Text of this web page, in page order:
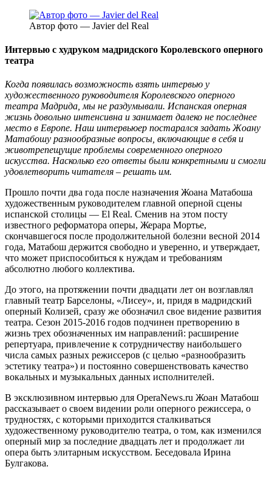
Автор фото — Javier del Real
Интервью с худруком мадридского Королевского оперного
театра
Когда появилась возможность взять интервью у
художественного руководителя Королевского оперного
театра Мадрида, мы не раздумывали. Испанская оперная
жизнь довольно интенсивна и занимает далеко не последнее
место в Европе. Наш интервьюер постарался задать Жоану
Матабошу разнообразные вопросы, включающие в себя и
животрепещущие проблемы современного оперного
искусства. Насколько его ответы были конкретными и смогли
удовлетворить читателя – решать им.
Прошло почти два года после назначения Жоана Матабоша
художественным руководителем главной оперной сцены
испанской столицы — El Real. Сменив на этом посту
известного реформатора оперы, Жерара Мортье,
скончавшегося после продолжительной болезни весной 2014
года, Матабош держится свободно и уверенно, и утверждает,
что может приспособиться к нуждам и требованиям
абсолютно любого коллектива.
До этого, на протяжении почти двадцати лет он возглавлял
главный театр Барселоны, «Лисеу», и, придя в мадридский
оперный Колизей, сразу же обозначил свое видение развития
театра. Сезон 2015-2016 годов подчинен претворению в
жизнь трех обозначенных им направлений: расширение
репертуара, привлечение к сотрудничеству наибольшего
числа самых разных режиссеров (с целью «разнообразить
эстетику театра») и постоянно совершенствовать качество
вокальных и музыкальных данных исполнителей.
В эксклюзивном интервью для OperaNews.ru Жоан Матабош
рассказывает о своем видении роли оперного режиссера, о
трудностях, с которыми приходится сталкиваться
художественному руководителю театра, о том, как изменился
оперный мир за последние двадцать лет и продолжает ли
опера быть элитарным искусством. Беседовала Ирина
Булгакова.